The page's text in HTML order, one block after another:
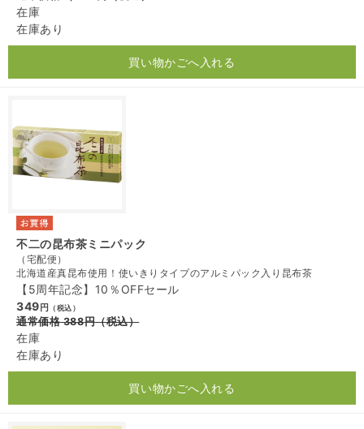
在庫
在庫あり
買い物かごへ入れる
不二の昆布茶ミニパック
（宅配便）
北海道産真昆布使用！使いきりタイプのアルミパック入り昆布茶
【5周年記念】10％OFFセール
349 円 （税込）
通常価格388円（税込）
在庫
在庫あり
買い物かごへ入れる